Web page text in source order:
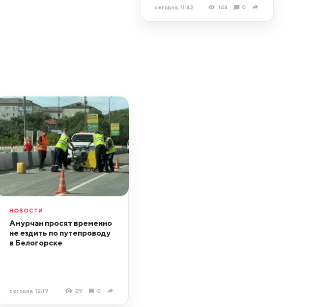
сегодня, 11:42 144 0
НОВОСТИ
Амурчан просят временно
не ездить по путепроводу
в Белогорске
сегодня, 12:19 29 0